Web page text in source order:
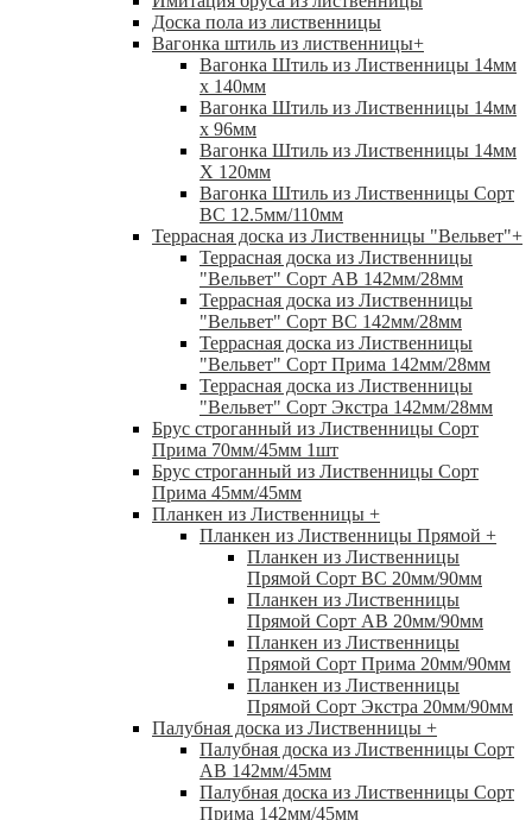
Доска пола из лиственницы
Вагонка штиль из лиственницы+
Вагонка Штиль из Лиственницы 14мм
х 140мм
Вагонка Штиль из Лиственницы 14мм
х 96мм
Вагонка Штиль из Лиственницы 14мм
X 120мм
Вагонка Штиль из Лиственницы Сорт
ВС 12.5мм/110мм
Террасная доска из Лиственницы "Вельвет"+
Террасная доска из Лиственницы
"Вельвет" Сорт АВ 142мм/28мм
Террасная доска из Лиственницы
"Вельвет" Сорт ВС 142мм/28мм
Террасная доска из Лиственницы
"Вельвет" Сорт Прима 142мм/28мм
Террасная доска из Лиственницы
"Вельвет" Сорт Экстра 142мм/28мм
Брус строганный из Лиственницы Сорт
Прима 70мм/45мм 1шт
Брус строганный из Лиственницы Сорт
Прима 45мм/45мм
Планкен из Лиственницы +
Планкен из Лиственницы Прямой +
Планкен из Лиственницы
Прямой Сорт ВС 20мм/90мм
Планкен из Лиственницы
Прямой Сорт АВ 20мм/90мм
Планкен из Лиственницы
Прямой Сорт Прима 20мм/90мм
Планкен из Лиственницы
Прямой Сорт Экстра 20мм/90мм
Палубная доска из Лиственницы +
Палубная доска из Лиственницы Сорт
АВ 142мм/45мм
Палубная доска из Лиственницы Сорт
Прима 142мм/45мм